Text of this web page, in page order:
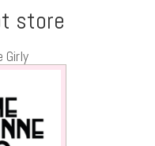
store
Girly